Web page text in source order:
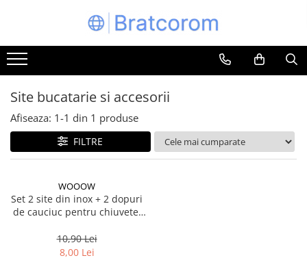
Toate Produsele
Articole animale
Adapatoare animale
Hrana pentru animale
Hrana pentru caini
Hrana pentru pisici
Bucatarii de vara Tuozi
Articole ambalare
Site bucatarie si accesorii
Afiseaza: 1-1 din 1 produse
FILTRE
WOOOW
Set 2 site din inox + 2 dopuri
de cauciuc pentru chiuvete,
10,90 Lei
8,00 Lei